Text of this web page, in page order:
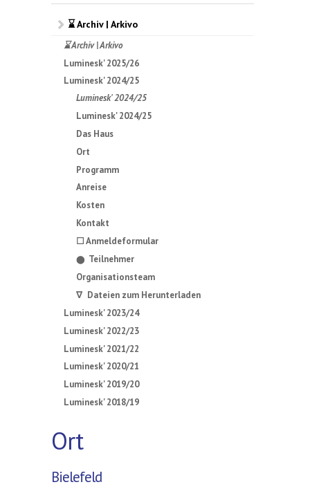
⌛ Archiv | Arkivo
⌛ Archiv | Arkivo
Luminesk' 2025/26
Luminesk' 2024/25
Luminesk' 2024/25
Luminesk' 2024/25
Das Haus
Ort
Programm
Anreise
Kosten
Kontakt
☐ Anmeldeformular
⬤ Teilnehmer
Organisationsteam
∇ Dateien zum Herunterladen
Luminesk' 2023/24
Luminesk' 2022/23
Luminesk' 2021/22
Luminesk' 2020/21
Luminesk' 2019/20
Luminesk' 2018/19
Ort
Bielefeld